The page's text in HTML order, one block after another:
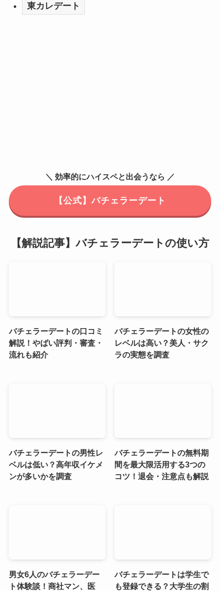
東カレデート
＼ 効率的にハイスペと出会うなら ／
【公式】バチェラーデート
【解説記事】バチェラーデートの使い方
バチェラーデートの口コミ
解説！やばい評判・審査・
流れも紹介
バチェラーデートの女性の
レベルは高い？美人・サク
ラの実態を調査
バチェラーデートの男性レ
ベルは低い？高年収イケメ
ンが多いかを調査
バチェラーデートの無料期
間を最大限活用する3つの
コツ！退会・注意点も解説
男女6人のバチェラーデー
ト体験談！商社マン、医
バチェラーデートは学生で
も登録できる？大学生の割